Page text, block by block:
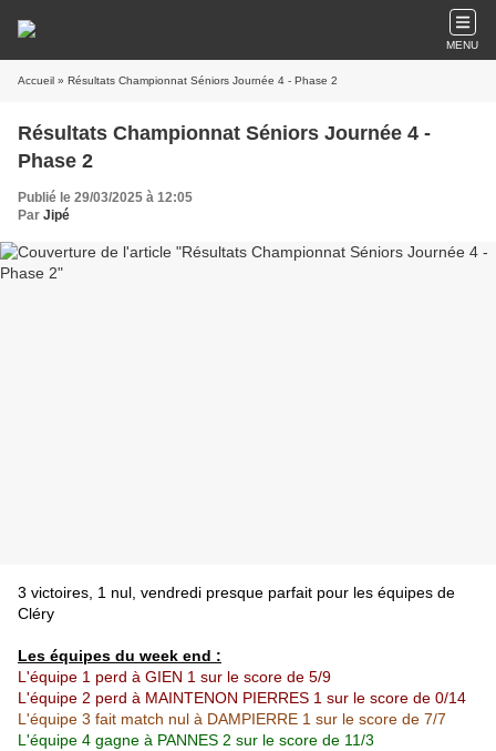
MENU
Accueil » Résultats Championnat Séniors Journée 4 - Phase 2
Résultats Championnat Séniors Journée 4 -
Phase 2
Publié le 29/03/2025 à 12:05
Par Jipé
3 victoires, 1 nul, vendredi presque parfait pour les équipes de
Cléry
Les équipes du week end :
L'équipe 1 perd à GIEN 1 sur le score de 5/9
L'équipe 2 perd à MAINTENON PIERRES 1 sur le score de 0/14
L'équipe 3 fait match nul à DAMPIERRE 1 sur le score de 7/7
L'équipe 4 gagne à PANNES 2 sur le score de 11/3